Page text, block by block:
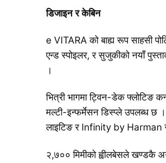
डिजाइन र केबिन
e VITARA को बाह्य रूप साहसी
एन्ड स्पोइलर, र सुजुकीको नयाँ
।
भित्री भागमा ट्विन-डेक फ्लोटिङ
मल्टी-इन्फर्मेसन डिस्प्ले उपलब्ध
लाइटिङ र Infinity by Harman
२,७०० मिमीको ह्वीलबेसले खण्डकै